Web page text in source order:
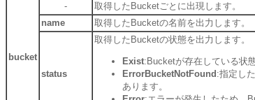
bucket
-
取得したBucketごとに出現します。
name
取得したBucketの名前を出力します。
status
取得したBucketの状態を出力します。
Exist:Bucketが存在している状態
ErrorBucketNotFound :指定した
あります。